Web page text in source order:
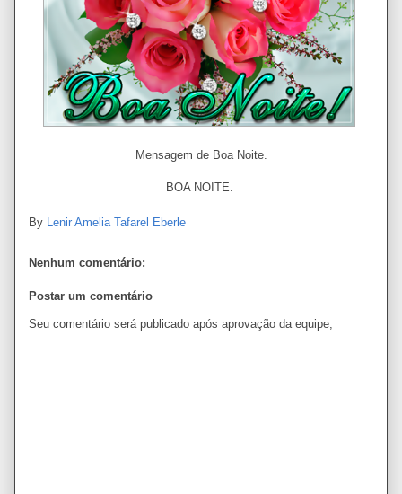
Mensagem de Boa Noite.
BOA NOITE.
By Lenir Amelia Tafarel Eberle
Nenhum comentário:
Postar um comentário
Seu comentário será publicado após aprovação da equipe;